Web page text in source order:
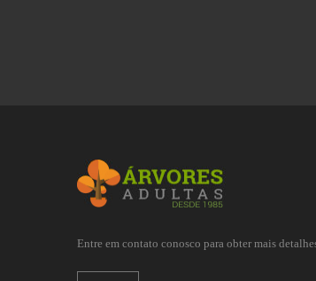
Entre em contato conosco para obter mais